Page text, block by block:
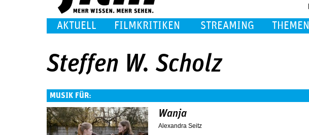
AKTUELL FILMKRITIKEN STREAMING THEMEN
Steffen W. Scholz
MUSIK FÜR:
Wanja
Alexandra Seitz